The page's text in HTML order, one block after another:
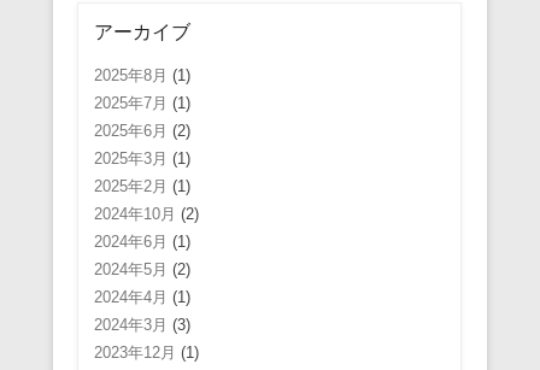
アーカイブ
2025年8月 (1)
2025年7月 (1)
2025年6月 (2)
2025年3月 (1)
2025年2月 (1)
2024年10月 (2)
2024年6月 (1)
2024年5月 (2)
2024年4月 (1)
2024年3月 (3)
2023年12月 (1)